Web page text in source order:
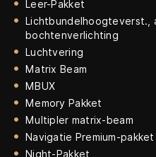
Leer-Pakket
Lichtbundelhoogteverst.,
bochtenverlichting
Luchtvering
Matrix Beam
MBUX
Memory Pakket
Multipler matrix-beam
Navigatie Premium-pakket
Night-Pakket